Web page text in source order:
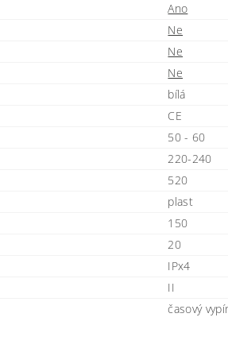
Ano
Ne
Ne
Ne
bílá
CE
50 - 60
220-240
520
plast
150
20
IPx4
II
časový